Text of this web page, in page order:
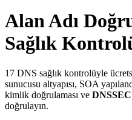
Alan Adı
Sağlık
17 DNS sağlık kontrolüyle
sunucusu altyapısı, SOA
kimlik doğrulaması ve DNSSEC
doğrulayın.